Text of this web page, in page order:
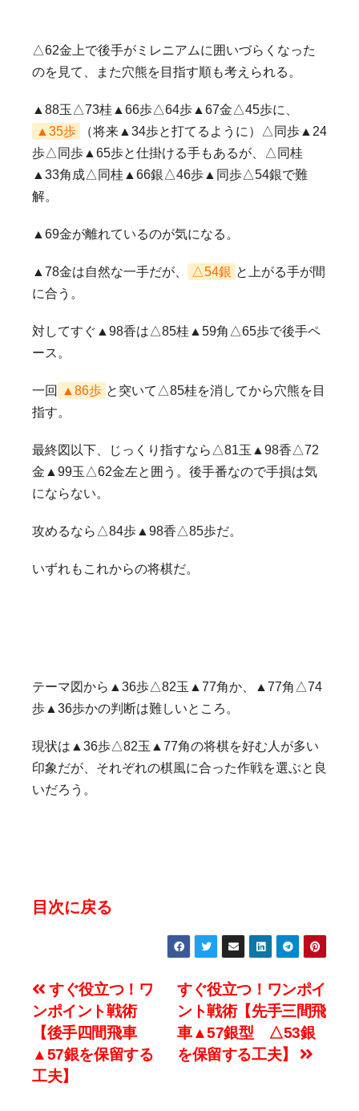
△62金上で後手がミレニアムに囲いづらくなった
のを見て、また穴熊を目指す順も考えられる。
▲88玉△73桂▲66歩△64歩▲67金△45歩に、
▲35歩
（将来▲34歩と打てるように）△同歩▲24
歩△同歩▲65歩と仕掛ける手もあるが、△同桂
▲33角成△同桂▲66銀△46歩▲同歩△54銀で難
解。
▲69金が離れているのが気になる。
▲78金は自然な一手だが、 △54銀 と上がる手が間
に合う。
対してすぐ▲98香は△85桂▲59角△65歩で後手ペ
ース。
一回 ▲86歩 と突いて△85桂を消してから穴熊を目
指す。
最終図以下、じっくり指すなら△81玉▲98香△72
金▲99玉△62金左と囲う。後手番なので手損は気
にならない。
攻めるなら△84歩▲98香△85歩だ。
いずれもこれからの将棋だ。
テーマ図から▲36歩△82玉▲77角か、▲77角△74
歩▲36歩かの判断は難しいところ。
現状は▲36歩△82玉▲77角の将棋を好む人が多い
印象だが、それぞれの棋風に合った作戦を選ぶと良
いだろう。
目次に戻る
投
稿
ナ
ビ
すぐ役立つ！ワンポイ
ント戦術【先手三間飛
車▲57銀型 △53銀
を保留する工夫】
すぐ役立つ！ワ
ンポイント戦術
【後手四間飛車
▲57銀を保留する
工夫】